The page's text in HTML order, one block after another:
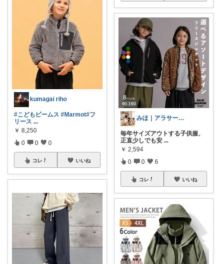
kumagai riho
#こどもビームス #Marmot#フ
リース ...
￥ 8,250
0 0 0
コレ いいね
みほ｜アラサー主婦｜共働き｜2児育児中
毎年サイズアウトする子供服、
正直少しでも安 ...
￥ 2,594
0 0 6
コレ いいね